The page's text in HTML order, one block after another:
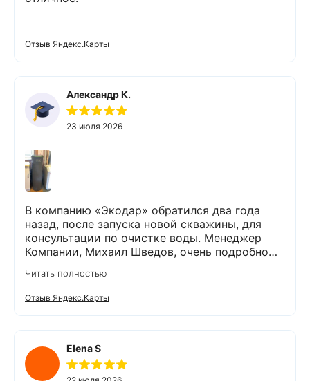
Отзыв Яндекс.Карты
Александр К.
23 июля 2026
В компанию «Экодар» обратился два года
назад, после запуска новой скважины, для
консультации по очистке воды. Менеджер
Компании, Михаил Шведов, очень подробно
подобрать оптимальный вариант, пригласил в
офис для заключения договора. Оборудование
«Экодар компакт», которое я поставил,
существенно снизило жесткость воды,
убрало посторонние запахи. Вода стала
мягкой и приятной на вкус. Полностью
доволен сотрудничеством с Компанией
«Экодар». Рекомендую.
Читать полностью
Отзыв Яндекс.Карты
Elena S